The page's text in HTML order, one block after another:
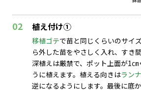
02 植え付け①
移植ゴテで苗と同じくらいのサイ
ら外した苗をやさしく入れ、すき
深植えは厳禁で、ポット上面が1
うに植えます。植える向きはラン
逆になるようにします。最後に底